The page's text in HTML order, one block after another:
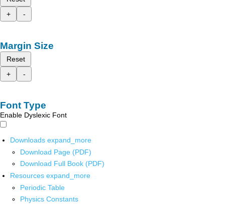
+
-
Margin Size
Reset
+
-
Font Type
Enable Dyslexic Font
Downloads expand_more
Download Page (PDF)
Download Full Book (PDF)
Resources expand_more
Periodic Table
Physics Constants